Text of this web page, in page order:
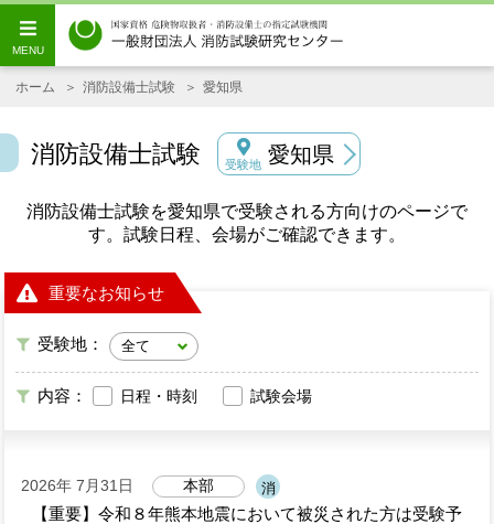
ホーム 消防設備士試験 愛知県
消防設備士試験 受験地 愛知県
消防設備士試験を愛知県で受験される方向けのページで
す。試験日程、会場がご確認できます。
重要なお知らせ
受験地：
内容： 日程・時刻 試験会場
2026年 7月31日 本部 消
【重要】令和８年熊本地震において被災された方は受験予